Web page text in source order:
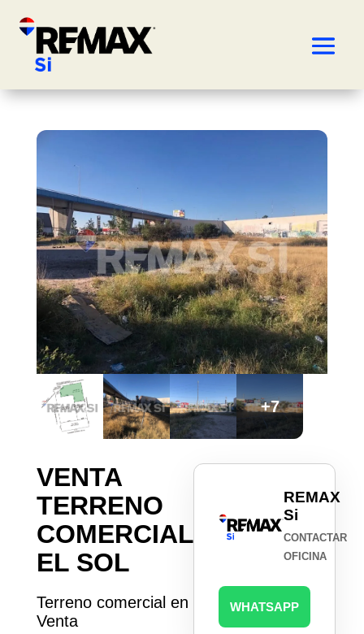
+7
VENTA
TERRENO
COMERCIAL
EL SOL
Terreno comercial en
Venta
REMAX
Si
CONTACTAR
OFICINA
WHATSAPP